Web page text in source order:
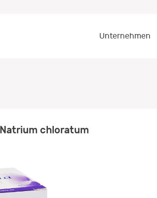
Unternehmen
Natrium chloratum